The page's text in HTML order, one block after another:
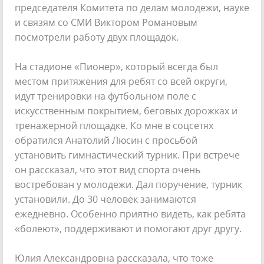
председателя Комитета по делам молодежи, науке
и связям со СМИ Виктором Романовым
посмотрели работу двух площадок.
На стадионе «Пионер», который всегда был
местом притяжения для ребят со всей округи,
идут тренировки на футбольном поле с
искусственным покрытием, беговых дорожках и
тренажерной площадке. Ко мне в соцсетях
обратился Анатолий Люсин с просьбой
установить гимнастический турник. При встрече
он рассказал, что этот вид спорта очень
востребован у молодежи. Дал поручение, турник
установили. До 30 человек занимаются
ежедневно. Особенно приятно видеть, как ребята
«болеют», поддерживают и помогают друг другу.
Юлия Александровна рассказала, что тоже